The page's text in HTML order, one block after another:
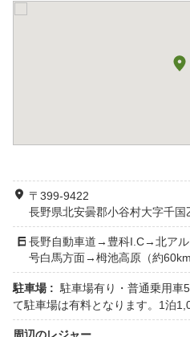
〒399-9422
長野県北安曇郡小谷村大字千国
長野自動車道→豊科I.C→北ア
号白馬方面→栂池高原（約60km
駐車場 : 駐車場有り・普通乗用
て駐車場は有料となります。1泊